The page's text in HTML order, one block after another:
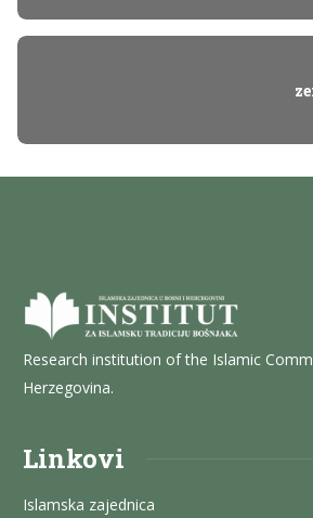
Research institution of the Islamic
Herzegovina.
Linkovi
Islamska zajednica